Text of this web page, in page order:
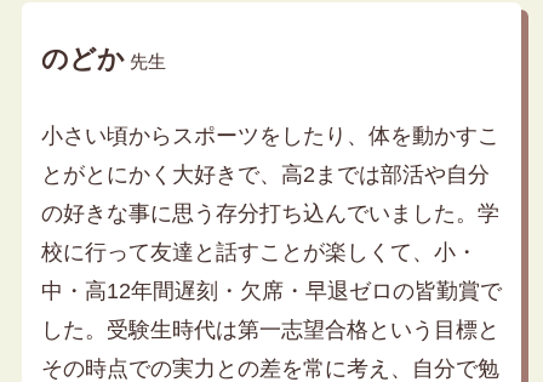
のどか先生
小さい頃からスポーツをしたり、体を動かすこ
とがとにかく大好きで、高2までは部活や自分
の好きな事に思う存分打ち込んでいました。学
校に行って友達と話すことが楽しくて、小・
中・高12年間遅刻・欠席・早退ゼロの皆勤賞で
した。受験生時代は第一志望合格という目標と
その時点での実力との差を常に考え、自分で勉